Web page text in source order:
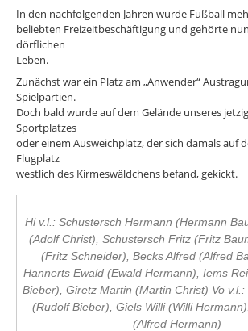
In den nachfolgenden Jahren wurde Fußball
beliebten Freizeitbeschäftigung und gehörte
dörflichen
Leben.
Zunächst war ein Platz am „Anwender“
Spielpartien.
Doch bald wurde auf dem Gelände unseres
Sportplatzes
oder einem Ausweichplatz, der sich damals auf
Flugplatz
westlich des Kirmeswäldchens befand, gekickt.
Hi v.l.: Schustersch Hermann (Hermann
(Adolf Christ), Schustersch Fritz (Fritz
(Fritz Schneider), Becks Alfred (Alfred
Hannerts Ewald (Ewald Hermann), Iems
Bieber), Giretz Martin (Martin Christ) Vo
(Rudolf Bieber), Giels Willi (Willi
(Alfred Hermann)